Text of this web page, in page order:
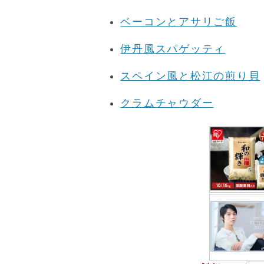
ベーコンとアサリご飯
伊丹風スパゲッティ
スペイン風と松江の煎り貝
クラムチャウダー